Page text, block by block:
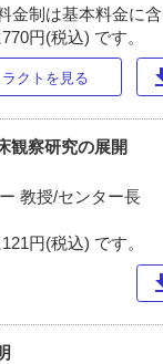
制は基本料金に含
円(税込) です。
クトを見る
観察研究の展開
教授/センター長
円(税込) です。